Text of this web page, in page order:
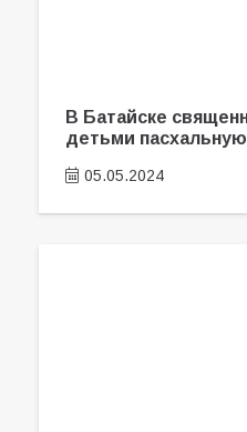
В Батайске
детьми
05.05.2024